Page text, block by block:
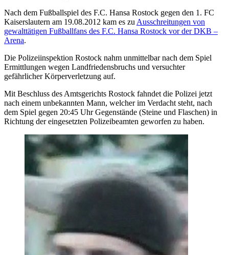
Nach dem Fußballspiel des F.C. Hansa Rostock gegen den 1. FC
Kaiserslautern am 19.08.2012 kam es zu Ausschreitungen von
gewalttätigen Fußballfans des F.C. Hansa Rostock vor der DKB –
Arena.
Die Polizeiinspektion Rostock nahm unmittelbar nach dem Spiel
Ermittlungen wegen Landfriedensbruchs und versuchter
gefährlicher Körperverletzung auf.
Mit Beschluss des Amtsgerichts Rostock fahndet die Polizei jetzt
nach einem unbekannten Mann, welcher im Verdacht steht, nach
dem Spiel gegen 20:45 Uhr Gegenstände (Steine und Flaschen) in
Richtung der eingesetzten Polizeibeamten geworfen zu haben.